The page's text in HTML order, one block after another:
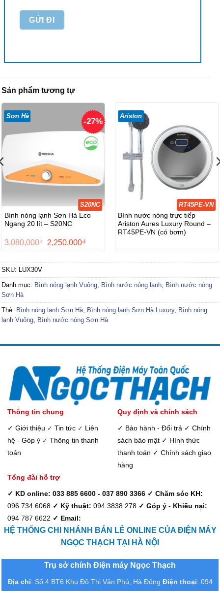
Sản phẩm tương tự
-27%
Sơn Hà
S20NC
Bình nóng lạnh Sơn Hà Eco
Ngang 20 lít – S20NC
3,080,000₫ Giá
3,080,000₫.
2,250,000₫
là:
Ariston
RT45PE-VN
Bình nước nóng trực tiếp
Ariston Aures Luxury Round –
RT45PE-VN (có bơm)
SKU: LUX30V
Danh mục: Bình nóng lạnh Vuông, Bình nước nóng lạnh,
Bình nước nóng
Sơn Hà
Thẻ: Bình nóng lạnh Sơn Hà, Bình nóng lạnh Sơn Hà Luxury, Bình nóng
lạnh Vuông, Bình nước nóng Sơn Hà
Thông tin chung
✓ Giới thiệu ✓ Tin tức ✓ Liên
hệ - Góp ý ✓ Thông tin thanh
toán
Quy định và chính sách
✓ Bảo hành - Đổi trả ✓ Chính
sách bảo mật ✓ Hình thức
thanh toán ✓ Chính sách giao
hàng
Tổng đài hỗ trợ
✓ KD online: 033 885 6600 - 037 890 3366 ✓ Chăm sóc KH:
096 734 6068 ✓ Kỹ thuật: 094 3838 278 ✓ Góp ý - Khiếu nại:
094 787 6622 ✓ Email:
HỆ THỐNG CHI NHÁNH BÁN LẺ ONLINE CỦA ĐIỆN MÁY
NGỌC THẠCH TẠI HÀ NỘI
Trụ sở chính Điện máy Ngọc Thạch
Địa chỉ: Số 4 BT6 Khu Đô Thị Văn Phú, Hà Đông Điện thoại: 094